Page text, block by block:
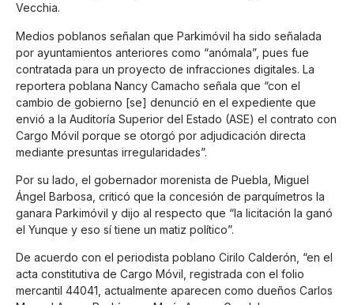
Vecchia.
Medios poblanos señalan que Parkimóvil ha sido señalada
por ayuntamientos anteriores como “anómala”, pues fue
contratada para un proyecto de infracciones digitales. La
reportera poblana Nancy Camacho señala que “con el
cambio de gobierno [se] denunció en el expediente que
envió a la Auditoría Superior del Estado (ASE) el contrato con
Cargo Móvil porque se otorgó por adjudicación directa
mediante presuntas irregularidades”.
Por su lado, el gobernador morenista de Puebla, Miguel
Ángel Barbosa, criticó que la concesión de parquímetros la
ganara Parkimóvil y dijo al respecto que “la licitación la ganó
el Yunque y eso sí tiene un matiz político”.
De acuerdo con el periodista poblano Cirilo Calderón, “en el
acta constitutiva de Cargo Móvil, registrada con el folio
mercantil 44041, actualmente aparecen como dueños Carlos